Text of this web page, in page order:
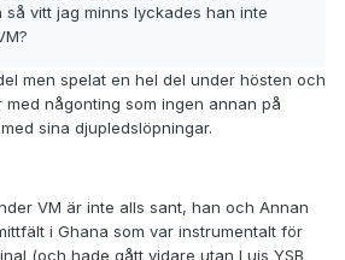
så vitt jag minns lyckades han inte
men spelat en hel del under hösten och
någonting som ingen annan på
sina djupledslöpningar.
VM är inte alls sant, han och Annan
i Ghana som var instrumentalt för
(och hade gått vidare utan Luis YSB